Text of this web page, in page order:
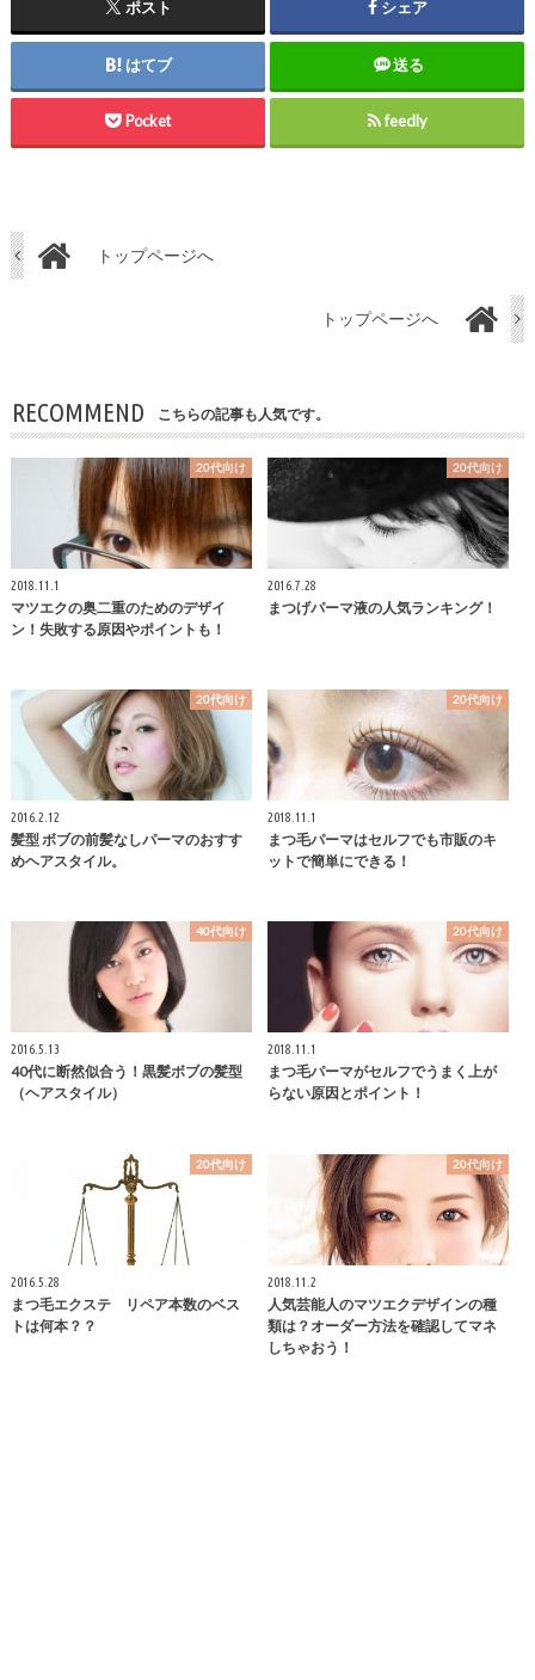
ポスト シェア
はてブ 送る
Pocket feedly
トップページへ
トップページへ
RECOMMEND こちらの記事も人気です。
20代向け
2018.11.1
マツエクの奥二重のためのデザイ
ン！失敗する原因やポイントも！
20代向け
2016.7.28
まつげパーマ液の人気ランキング！
20代向け
2016.2.12
髪型 ボブの前髪なしパーマのおすす
めヘアスタイル。
20代向け
2018.11.1
まつ毛パーマはセルフでも市販のキ
ットで簡単にできる！
40代向け
2016.5.13
40代に断然似合う！黒髪ボブの髪型
（ヘアスタイル）
20代向け
2018.11.1
まつ毛パーマがセルフでうまく上が
らない原因とポイント！
20代向け
2016.5.28
まつ毛エクステ リペア本数のベス
トは何本？？
20代向け
2018.11.2
人気芸能人のマツエクデザインの種
類は？オーダー方法を確認してマネ
しちゃおう！